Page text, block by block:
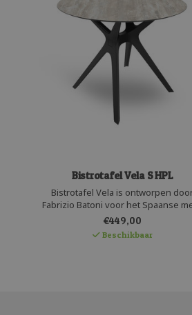
Bistrotafel Vela S HPL
Bistrotafel Vela is ontworpen
Fabrizio Batoni voor het Spaanse
Resol. Deze strakke design tafel
een kunststof onderstel dat bestaat
twee identieke delen die verbonden
€449,00
Beschikbaar